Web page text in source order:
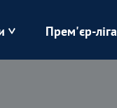
Прем'єр-ліга